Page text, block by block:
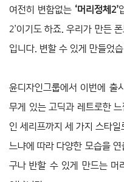
여전히 변함없는 ‘머리정체2’
2’이기도 하죠. 우리가 만든
입니다. 변할 수 있게 만들었
윤디자인그룹에서 이번에 출
무게 있는 고딕과 레트로한
인 세리프까지 세 가지 스타
느냐에 따라 다양한 모습을
구나 반할 수 있게 만드는 머